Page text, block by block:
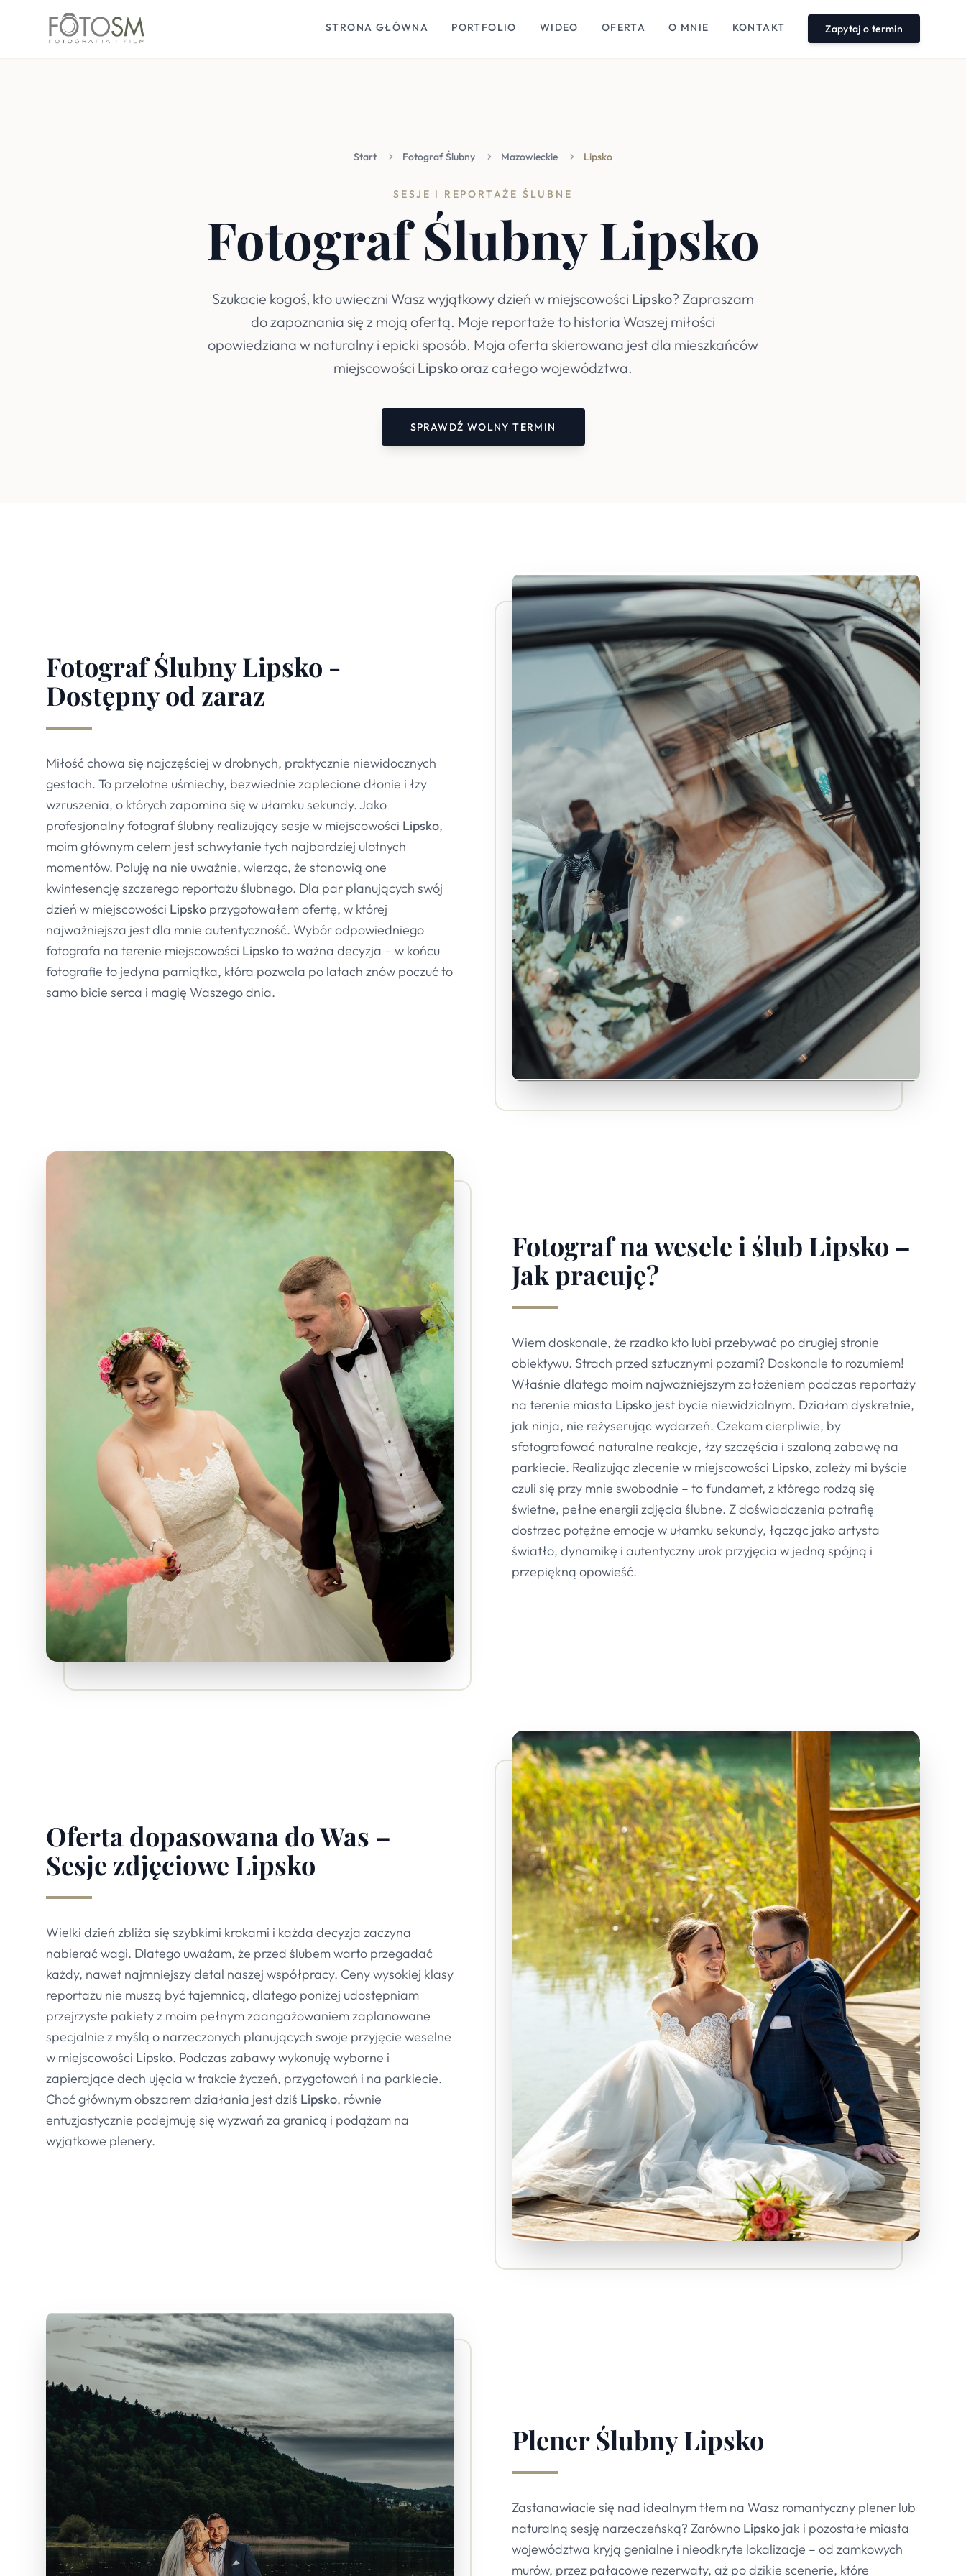
STRONA GŁÓWNA PORTFOLIO WIDEO OFERTA O MNIE KONTAKT Zapytaj o termin
Start Fotograf Ślubny Mazowieckie Lipsko
SESJE I REPORTAŻE ŚLUBNE
Fotograf Ślubny Lipsko
Szukacie kogoś, kto uwieczni Wasz wyjątkowy dzień w miejscowości Lipsko? Zapraszam
do zapoznania się z moją ofertą. Moje reportaże to historia Waszej miłości
opowiedziana w naturalny i epicki sposób. Moja oferta skierowana jest dla mieszkańców
miejscowości Lipskooraz całego województwa.
SPRAWDŹ WOLNY TERMIN
Fotograf Ślubny Lipsko -
Dostępny od zaraz
Miłość chowa się najczęściej w drobnych, praktycznie niewidocznych
gestach. To przelotne uśmiechy, bezwiednie zaplecione dłonie i łzy
wzruszenia, o których zapomina się w ułamku sekundy. Jako
profesjonalny fotograf ślubny realizujący sesje w miejscowości Lipsko,
moim głównym celem jest schwytanie tych najbardziej ulotnych
momentów. Poluję na nie uważnie, wierząc, że stanowią one
kwintesencję szczerego reportażu ślubnego. Dla par planujących swój
dzień w miejscowości Lipsko przygotowałem ofertę, w której
najważniejsza jest dla mnie autentyczność. Wybór odpowiedniego
fotografa na terenie miejscowości Lipskoto ważna decyzja – w końcu
fotografie to jedyna pamiątka, która pozwala po latach znów poczuć to
samo bicie serca i magię Waszego dnia.
Fotograf na wesele i ślub Lipsko –
Jak pracuję?
Wiem doskonale, że rzadko kto lubi przebywać po drugiej stronie
obiektywu. Strach przed sztucznymi pozami? Doskonale to rozumiem!
Właśnie dlatego moim najważniejszym założeniem podczas reportaży
na terenie miasta Lipsko jest bycie niewidzialnym. Działam dyskretnie,
jak ninja, nie reżyserując wydarzeń. Czekam cierpliwie, by
sfotografować naturalne reakcje, łzy szczęścia i szaloną zabawę na
parkiecie. Realizując zlecenie w miejscowości Lipsko, zależy mi byście
czuli się przy mnie swobodnie – to fundamet, z którego rodzą się
świetne, pełne energii zdjęcia ślubne. Z doświadczenia potrafię
dostrzec potężne emocje w ułamku sekundy, łącząc jako artysta
światło, dynamikę i autentyczny urok przyjęcia w jedną spójną i
przepiękną opowieść.
Oferta dopasowana do Was –
Sesje zdjęciowe Lipsko
Wielki dzień zbliża się szybkimi krokami i każda decyzja zaczyna
nabierać wagi. Dlatego uważam, że przed ślubem warto przegadać
każdy, nawet najmniejszy detal naszej współpracy. Ceny wysokiej klasy
reportażu nie muszą być tajemnicą, dlatego poniżej udostępniam
przejrzyste pakiety z moim pełnym zaangażowaniem zaplanowane
specjalnie z myślą o narzeczonych planujących swoje przyjęcie weselne
w miejscowości Lipsko. Podczas zabawy wykonuję wyborne i
zapierające dech ujęcia w trakcie życzeń, przygotowań i na parkiecie.
Choć głównym obszarem działania jest dziś Lipsko, równie
entuzjastycznie podejmuję się wyzwań za granicą i podążam na
wyjątkowe plenery.
Plener ŚlubnyLipsko
Zastanawiacie się nad idealnym tłem na Wasz romantyczny plener lub
naturalną sesję narzeczeńską? Zarówno Lipsko jak i pozostałe miasta
województwa kryją genialne i nieodkryte lokalizacje – od zamkowych
murów, przez pałacowe rezerwaty, aż po dzikie scenerie, które